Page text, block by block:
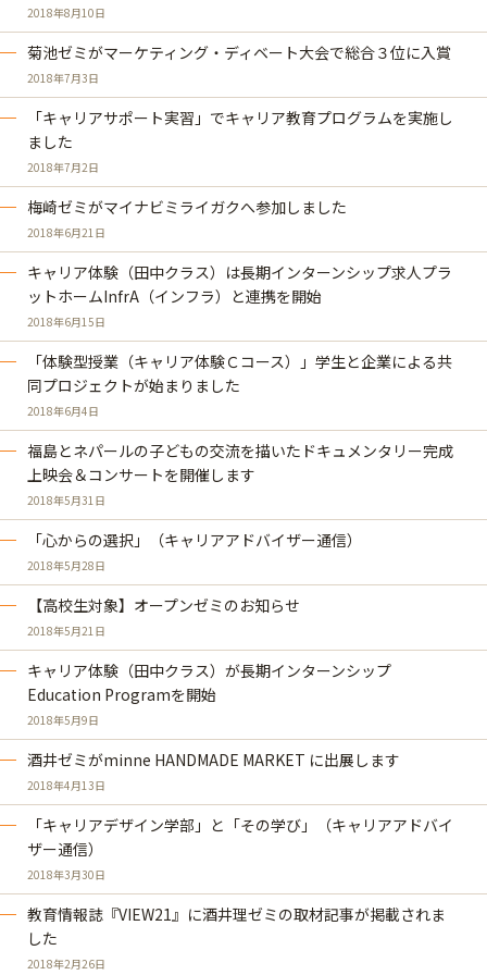
2018年8月10日
菊池ゼミがマーケティング・ディベート大会で総合３位に入賞
2018年7月3日
「キャリアサポート実習」でキャリア教育プログラムを実施し
ました
2018年7月2日
梅崎ゼミがマイナビミライガクへ参加しました
2018年6月21日
キャリア体験（田中クラス）は長期インターンシップ求人プラ
ットホームInfrA（インフラ）と連携を開始
2018年6月15日
「体験型授業（キャリア体験Ｃコース）」学生と企業による共
同プロジェクトが始まりました
2018年6月4日
福島とネパールの子どもの交流を描いたドキュメンタリー完成
上映会＆コンサートを開催します
2018年5月31日
「心からの選択」（キャリアアドバイザー通信）
2018年5月28日
【高校生対象】オープンゼミのお知らせ
2018年5月21日
キャリア体験（田中クラス）が長期インターンシップ
Education Programを開始
2018年5月9日
酒井ゼミがminne HANDMADE MARKET に出展します
2018年4月13日
「キャリアデザイン学部」と「その学び」（キャリアアドバイ
ザー通信）
2018年3月30日
教育情報誌『VIEW21』に酒井理ゼミの取材記事が掲載されま
した
2018年2月26日